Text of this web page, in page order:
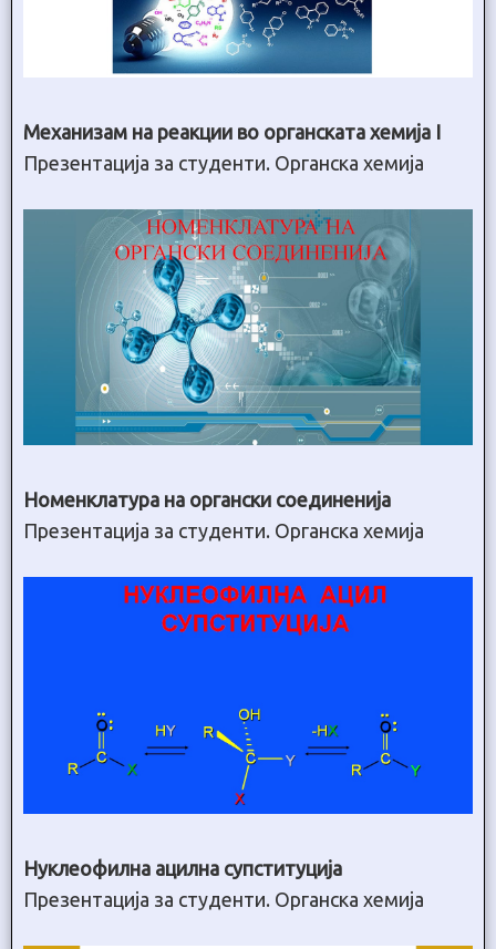
Механизам на реакции во органската хемија I
Презентација за студенти. Органска хемија
Номенклатура на органски соединенија
Презентација за студенти. Органска хемија
Нуклеофилна ацилна супституција
Презентација за студенти. Органска хемија